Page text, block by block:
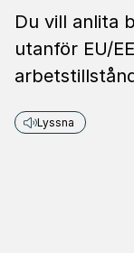
Du vill anlita
utanför EU/
Lyssna